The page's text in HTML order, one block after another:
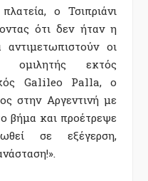
ο Τσιπριάνι
ότι δεν ήταν η
οι
ομιλητής εκτός
Galileo Palla, ο
στην Αργεντινή με
βήμα και προέτρεψε
σε εξέγερση,